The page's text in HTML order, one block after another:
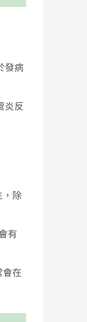
發病
炎反
，除
有
會在